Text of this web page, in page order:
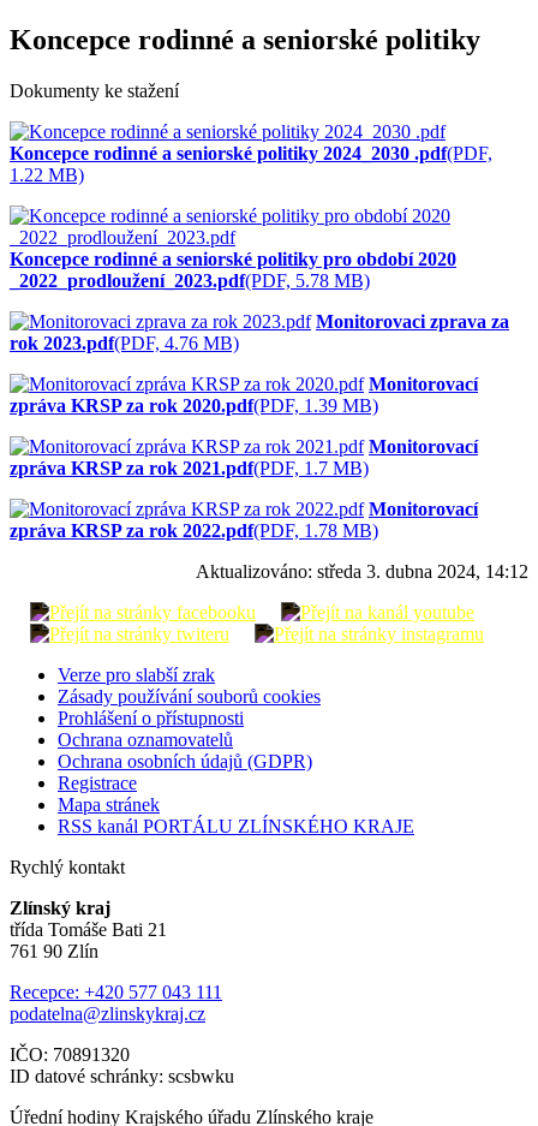
Koncepce rodinné a seniorské politiky
Dokumenty ke stažení
Koncepce rodinné a seniorské politiky 2024_2030 .pdf(PDF,
1.22 MB)
Koncepce rodinné a seniorské politiky pro období 2020
_2022_prodloužení_2023.pdf(PDF, 5.78 MB)
Monitorovaci zprava za
rok 2023.pdf(PDF, 4.76 MB)
Monitorovací
zpráva KRSP za rok 2020.pdf(PDF, 1.39 MB)
Monitorovací
zpráva KRSP za rok 2021.pdf(PDF, 1.7 MB)
Monitorovací
zpráva KRSP za rok 2022.pdf(PDF, 1.78 MB)
Aktualizováno: středa 3. dubna 2024, 14:12
Verze pro slabší zrak
Zásady používání souborů cookies
Prohlášení o přístupnosti
Ochrana oznamovatelů
Ochrana osobních údajů (GDPR)
Registrace
Mapa stránek
RSS kanál PORTÁLU ZLÍNSKÉHO KRAJE
Rychlý kontakt
Zlínský kraj
třída Tomáše Bati 21
761 90 Zlín
Recepce: +420 577 043 111
podatelna@zlinskykraj.cz
IČO: 70891320
ID datové schránky: scsbwku
Úřední hodiny Krajského úřadu Zlínského kraje